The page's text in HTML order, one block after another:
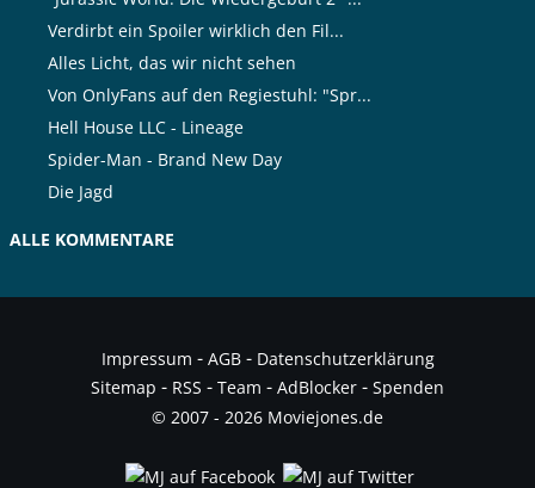
Verdirbt ein Spoiler wirklich den Fil...
Alles Licht, das wir nicht sehen
Von OnlyFans auf den Regiestuhl: "Spr...
Hell House LLC - Lineage
Spider-Man - Brand New Day
Die Jagd
ALLE KOMMENTARE
Impressum - AGB- Datenschutzerklärung
Sitemap - RSS - Team - AdBlocker - Spenden
© 2007 - 2026 Moviejones.de